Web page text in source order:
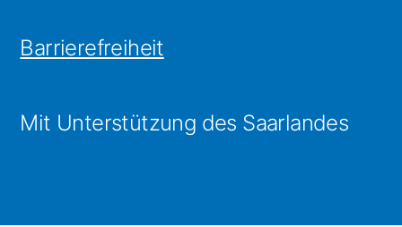
Barrierefreiheit
Mit Unterstützung des Saarlandes